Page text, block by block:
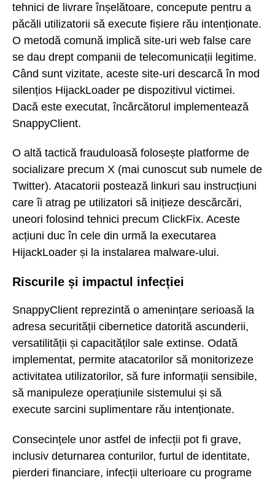
tehnici de livrare înșelătoare, concepute pentru a
păcăli utilizatorii să execute fișiere rău intenționate.
O metodă comună implică site-uri web false care
se dau drept companii de telecomunicații legitime.
Când sunt vizitate, aceste site-uri descarcă în mod
silențios HijackLoader pe dispozitivul victimei.
Dacă este executat, încărcătorul implementează
SnappyClient.
O altă tactică frauduloasă folosește platforme de
socializare precum X (mai cunoscut sub numele de
Twitter). Atacatorii postează linkuri sau instrucțiuni
care îi atrag pe utilizatori să inițieze descărcări,
uneori folosind tehnici precum ClickFix. Aceste
acțiuni duc în cele din urmă la executarea
HijackLoader și la instalarea malware-ului.
Riscurile și impactul infecției
SnappyClient reprezintă o amenințare serioasă la
adresa securității cibernetice datorită ascunderii,
versatilității și capacităților sale extinse. Odată
implementat, permite atacatorilor să monitorizeze
activitatea utilizatorilor, să fure informații sensibile,
să manipuleze operațiunile sistemului și să
execute sarcini suplimentare rău intenționate.
Consecințele unor astfel de infecții pot fi grave,
inclusiv deturnarea conturilor, furtul de identitate,
pierderi financiare, infecții ulterioare cu programe